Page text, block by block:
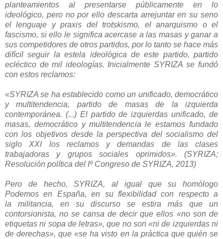
planteamientos al presentarse públicamente en lo
ideológico, pero no por ello descarta arrejuntar en su seno
el lenguaje y praxis del trotskismo, el anarquismo o el
fascismo, si ello le significa acercase a las masas y ganar a
sus competidores de otros partidos, por lo tanto se hace más
difícil seguir la estela ideológica de este partido, partido
ecléctico de mil ideologías. Inicialmente SYRIZA se fundó
con estos reclamos:
«SYRIZA se ha establecido como un unificado, democrático
y multitendencia, partido de masas de la izquierda
contemporánea. (...) El partido de izquierdas unificado, de
masas, democrático y multitendencia le estamos fundado
con los objetivos desde la perspectiva del socialismo del
siglo XXI los reclamos y demandas de las clases
trabajadoras y grupos sociales oprimidos». (SYRIZA;
Resolución política del Iº Congreso de SYRIZA, 2013)
Pero de hecho,SYRIZA, al igual que su homólogo
Podemos en España, en su flexibilidad con respecto a
la militancia, en su discurso se estira más que un
contorsionista, no se cansa de decir que ellos «no son de
etiquetas ni sopa de letras», que no son «ni de izquierdas ni
de derechas», que «se ha visto en la práctica que quién se